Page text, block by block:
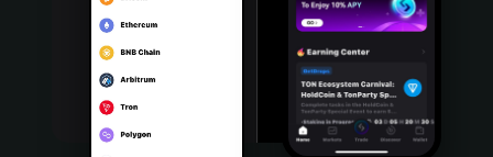
Português (Portugal)
Bahasa Indonesia